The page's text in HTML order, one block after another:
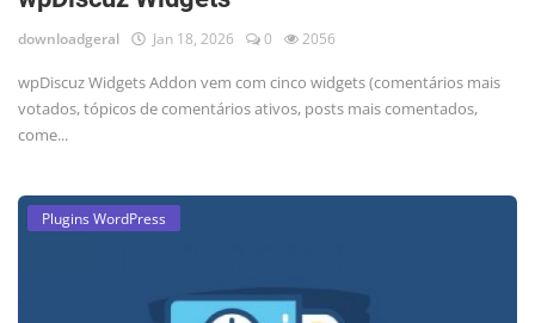
downloadgeral Jan 18, 2026 0 2056
wpDiscuz Widgets Addon vem com cinco widgets (comentários mais
votados, tópicos de comentários ativos, posts mais comentados,
come...
Plugins WordPress